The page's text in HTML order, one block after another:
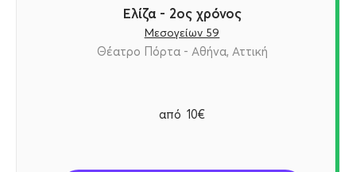
Ελίζα - 2ος χρόνος
Μεσογείων 59
Θέατρο Πόρτα - Αθήνα, Αττική
από 10€